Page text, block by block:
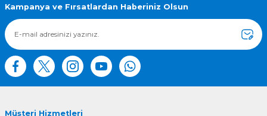
Ürün bilgilerinde hatalar bulunuyor.
Ürün fiyatı diğer sitelerden daha pahalı.
Bu ürüne benzer farklı alternatifler olmalı.
Kampanya ve Fırsatlardan Haberiniz Olsun
Müşteri Hizmetleri